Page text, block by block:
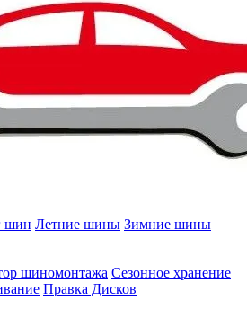
шин Летние шины Зимние шины
шиномонтажа Сезонное хранение
Правка Дисков